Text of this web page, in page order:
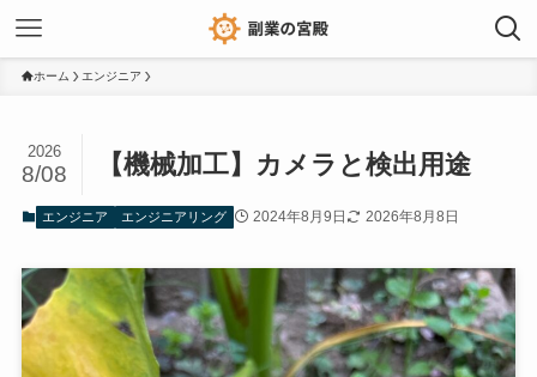
ホーム エンジニア
【機械加工】カメラと検出用途
2026
8/08
エンジニア エンジニアリング 2024年8月9日 2026年8月8日